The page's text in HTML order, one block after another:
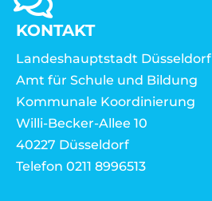
KONTAKT
Landeshauptstadt Düsseldorf
Amt für Schule und Bildung
Kommunale Koordinierung
Willi-Becker-Allee 10
40227 Düsseldorf
Telefon 0211 8996513